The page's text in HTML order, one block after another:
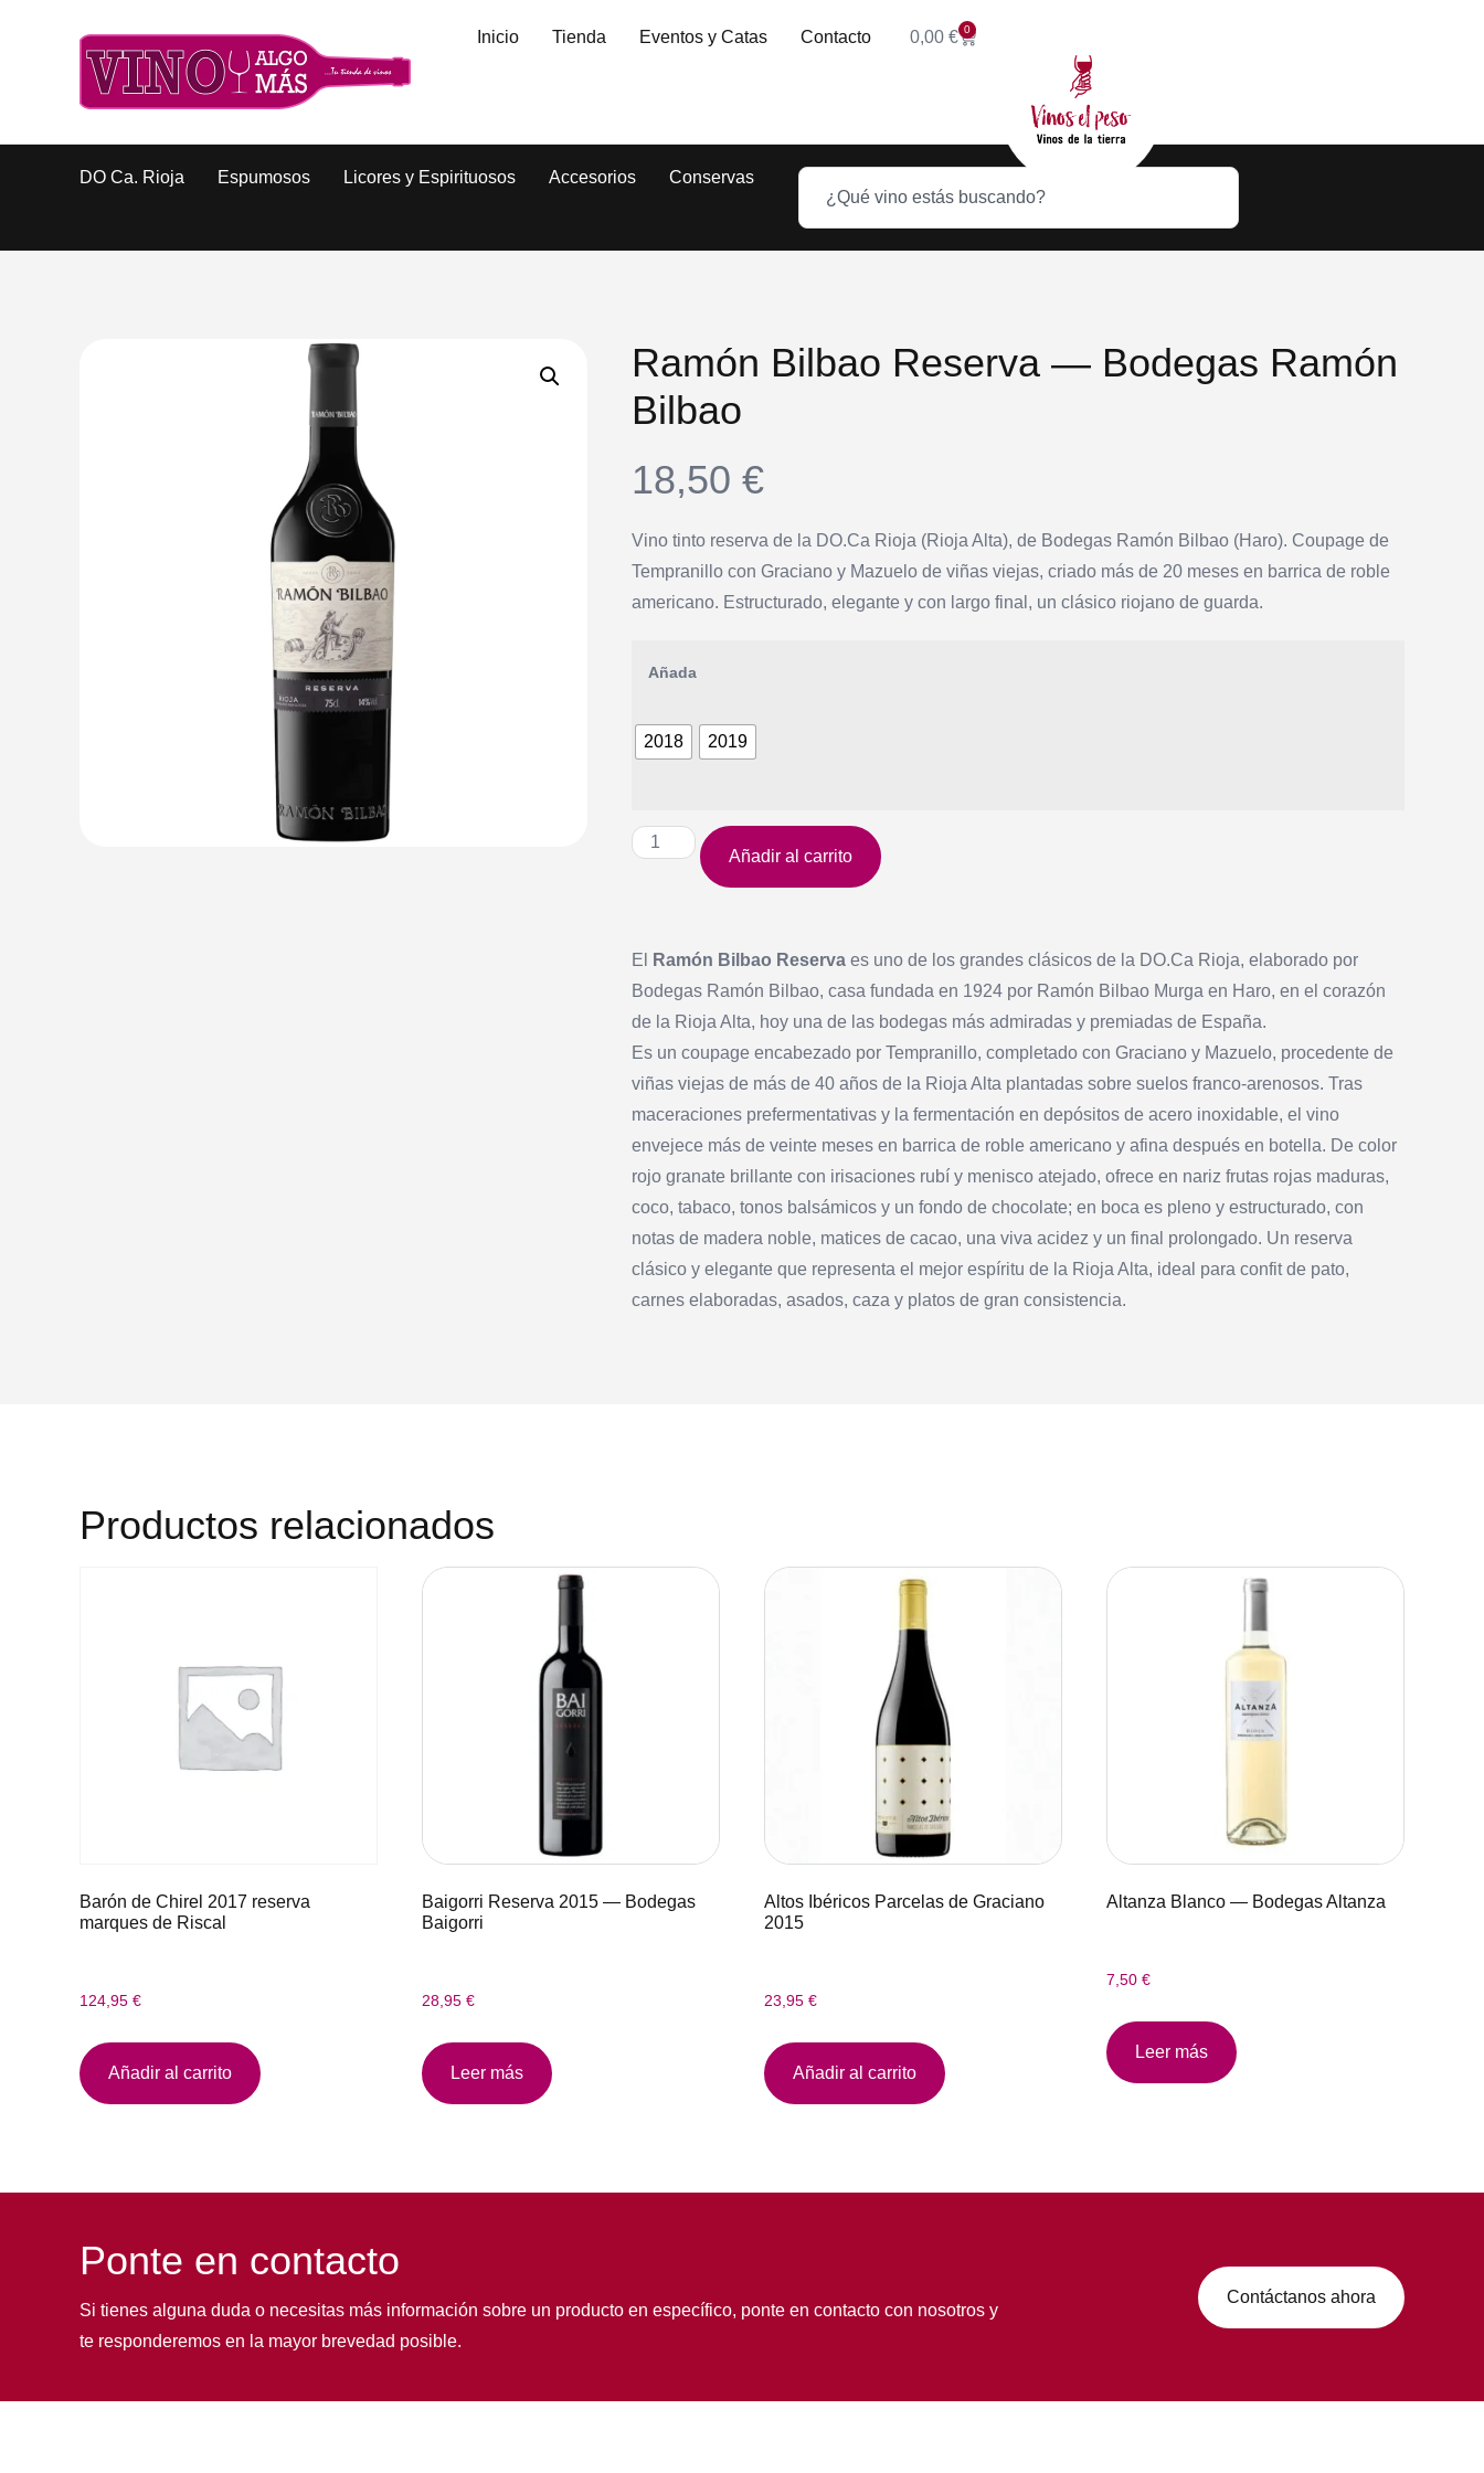
Inicio Tienda Eventos y Catas Contacto 0,00 € 0
DO Ca. Rioja Espumosos Licores y Espirituosos Accesorios Conservas
Ramón Bilbao Reserva — Bodegas Ramón
Bilbao
18,50 €
Vino tinto reserva de la DO.Ca Rioja (Rioja Alta), de Bodegas Ramón Bilbao (Haro). Coupage de
Tempranillo con Graciano y Mazuelo de viñas viejas, criado más de 20 meses en barrica de roble
americano. Estructurado, elegante y con largo final, un clásico riojano de guarda.
2018 2019
Añadir al carrito
El Ramón Bilbao Reserva es uno de los grandes clásicos de la DO.Ca Rioja, elaborado por
Bodegas Ramón Bilbao, casa fundada en 1924 por Ramón Bilbao Murga en Haro, en el corazón
de la Rioja Alta, hoy una de las bodegas más admiradas y premiadas de España.
Es un coupage encabezado por Tempranillo, completado con Graciano y Mazuelo, procedente de
viñas viejas de más de 40 años de la Rioja Alta plantadas sobre suelos franco-arenosos. Tras
maceraciones prefermentativas y la fermentación en depósitos de acero inoxidable, el vino
envejece más de veinte meses en barrica de roble americano y afina después en botella. De color
rojo granate brillante con irisaciones rubí y menisco atejado, ofrece en nariz frutas rojas maduras,
coco, tabaco, tonos balsámicos y un fondo de chocolate; en boca es pleno y estructurado, con
notas de madera noble, matices de cacao, una viva acidez y un final prolongado. Un reserva
clásico y elegante que representa el mejor espíritu de la Rioja Alta, ideal para confit de pato,
carnes elaboradas, asados, caza y platos de gran consistencia.
Productos relacionados
Barón de Chirel 2017 reserva
marques de Riscal
124,95 €
Añadir al carrito
Baigorri Reserva 2015 — Bodegas
Baigorri
28,95 €
Leer más
Altos Ibéricos Parcelas de Graciano
2015
23,95 €
Añadir al carrito
Altanza Blanco — Bodegas Altanza
7,50 €
Leer más
Ponte en contacto
Si tienes alguna duda o necesitas más información sobre un producto en específico, ponte en contacto con nosotros y
te responderemos en la mayor brevedad posible.
Contáctanos ahora